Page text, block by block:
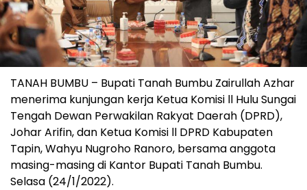
TANAH BUMBU – Bupati Tanah Bumbu Zairullah Azhar
menerima kunjungan kerja Ketua Komisi ll Hulu Sungai
Tengah Dewan Perwakilan Rakyat Daerah (DPRD),
Johar Arifin, dan Ketua Komisi ll DPRD Kabupaten
Tapin, Wahyu Nugroho Ranoro, bersama anggota
masing-masing di Kantor Bupati Tanah Bumbu.
Selasa (24/1/2022).